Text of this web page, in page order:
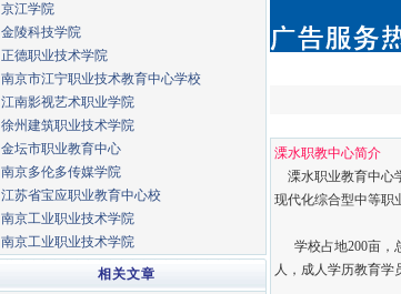
溧水职教中心简介
溧水职业教育中心
现代化综合型中等职
学校占地200亩，
人，成人学历教育学
京江学院
金陵科技学院
正德职业技术学院
南京市江宁职业技术教育中心学校
江南影视艺术职业学院
徐州建筑职业技术学院
金坛市职业教育中心
南京多伦多传媒学院
江苏省宝应职业教育中心校
南京工业职业技术学院
南京工业职业技术学院
相关文章